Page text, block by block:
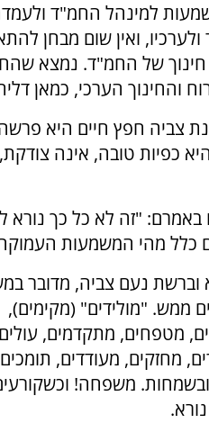
למינהל החמ"ד
ואין שום מבחן
חינוך של החמ"ד. נמצא
והחינוך הערכי, כמאן
צביה חפץ חיים היא
כפיות טובה, אינה
באמרם: "זה לא כל כך
כלל מהי המשמעות
וברשת נֹעם צביה, מדובר
ממש. "מולידים" (מקימים),
מטפחים, מתקדמים, עולים
מחזקים, מעודדים, תומכים
משפחה!